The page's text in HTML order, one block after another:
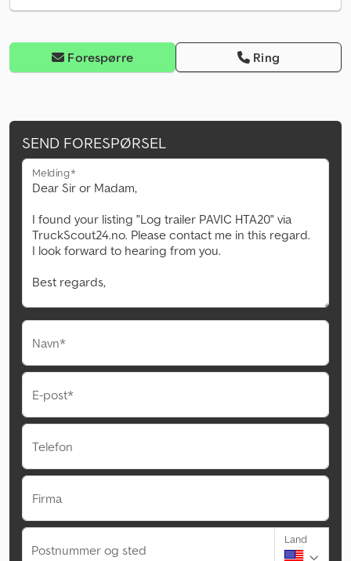
Forespørre Ring
SEND FORESPØRSEL
Melding*
Navn*
E-post*
Telefon
Firma
Postnummer og sted
Land